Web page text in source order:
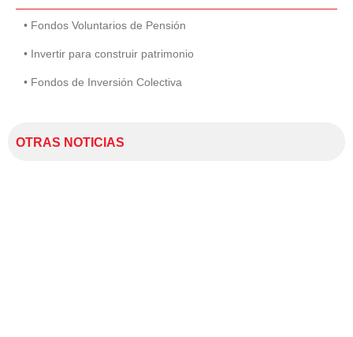
• Fondos Voluntarios de Pensión
• Invertir para construir patrimonio
• Fondos de Inversión Colectiva
OTRAS NOTICIAS